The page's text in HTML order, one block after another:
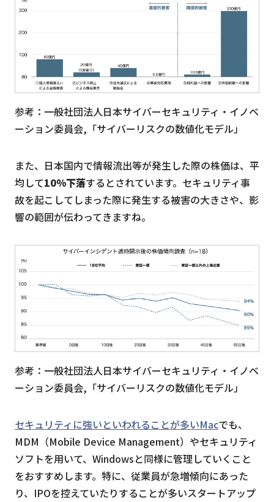
参考：⼀般社団法⼈⽇本サイバーセキュリティ・イノベ
ーション委員会,「サイバーリスクの数値化モデル」
また、日本国内で情報流出等が発生した際の株価は、平
均して10%下落するとされています。セキュリティ事
故を起こしてしまった際に発生する被害の大きさや、影
響の範囲が伝わってきますね。
参考：⼀般社団法⼈⽇本サイバーセキュリティ・イノベ
ーション委員会,「サイバーリスクの数値化モデル」
セキュリティに強いといわれることが多いMacでも、
MDM（Mobile Device Management）やセキュリティ
ソフトを用いて、Windowsと同様に管理していくこと
をおすすめします。特に、従業員が急増傾向にあった
り、IPOを控えていたりすることが多いスタートアップ